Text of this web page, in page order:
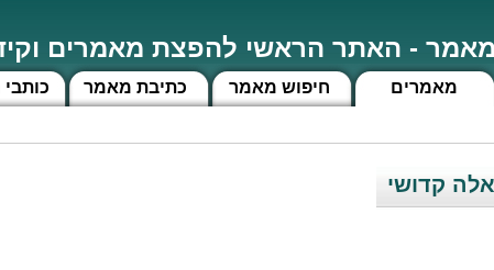
מאמר - האתר הראשי להפצת מאמרים
כתיבת מאמר חיפוש מאמר מאמרים
קדושי